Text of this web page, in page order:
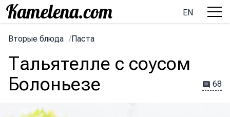
EN
Вторые блюда /Паста
Тальятелле с соусом
Болоньезе
68